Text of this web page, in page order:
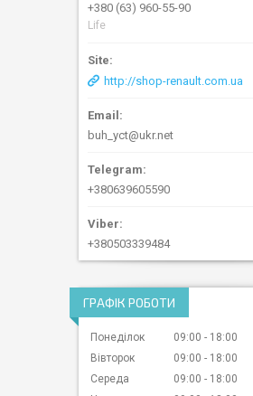
+380 (63) 960-55-90
Life
http://shop-renault.com.ua
buh_yct@ukr.net
+380639605590
+380503339484
ГРАФІК РОБОТИ
Понеділок 09:00
18:00
Вівторок
09:00
18:00
Середа
09:00
18:00